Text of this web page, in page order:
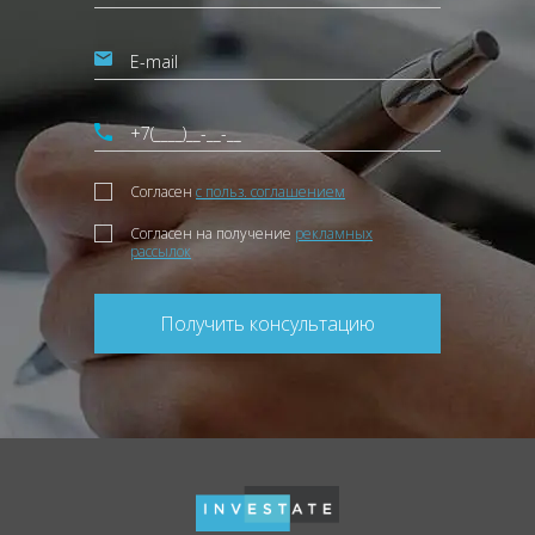
Согласен с польз. соглашением
Согласен на получение рекламных
рассылок
Получить консультацию